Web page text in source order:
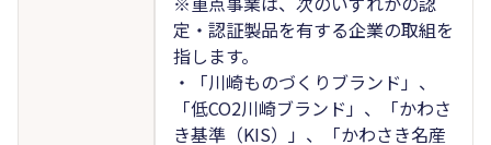
定・認証製品を有する企業の取組を
指します。
・「川崎ものづくりブランド」、
「低CO2川崎ブランド」、「かわさ
き基準（KIS）」、「かわさき名産